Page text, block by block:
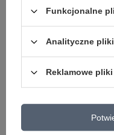
Napisz swoją
Funkcjonalne
Analityczne
Reklamowe